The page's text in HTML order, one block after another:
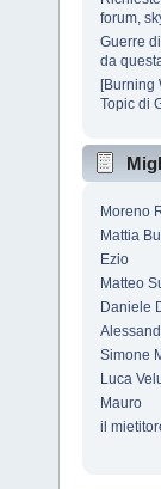
forum,
Guerre
da
[Burning
Topic di
Moreno
Mattia
Ezio
Matteo
Daniele
Simone
Luca
Mauro
il